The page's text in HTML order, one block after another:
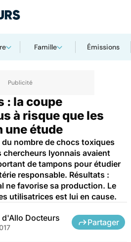
Famille Émissions
: la coupe
à risque que les
une étude
nombre de chocs toxiques
chercheurs lyonnais avaient
de tampons pour étudier
responsable. Résultats :
ne favorise sa production. Le
utilisatrices est lui en cause.
d'Allo Docteurs Partager